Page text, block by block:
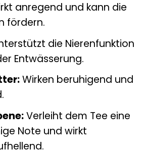
anregend und kann die
fördern.
die Nierenfunktion
Entwässerung.
Wirken beruhigend und
Verleiht dem Tee eine
Note und wirkt